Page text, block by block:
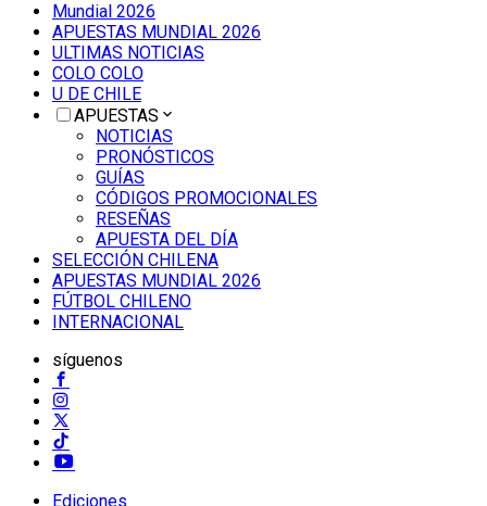
Mundial 2026
APUESTAS MUNDIAL 2026
ULTIMAS NOTICIAS
COLO COLO
U DE CHILE
APUESTAS
NOTICIAS
PRONÓSTICOS
GUÍAS
CÓDIGOS PROMOCIONALES
RESEÑAS
APUESTA DEL DÍA
SELECCIÓN CHILENA
APUESTAS MUNDIAL 2026
FÚTBOL CHILENO
INTERNACIONAL
síguenos
Ediciones